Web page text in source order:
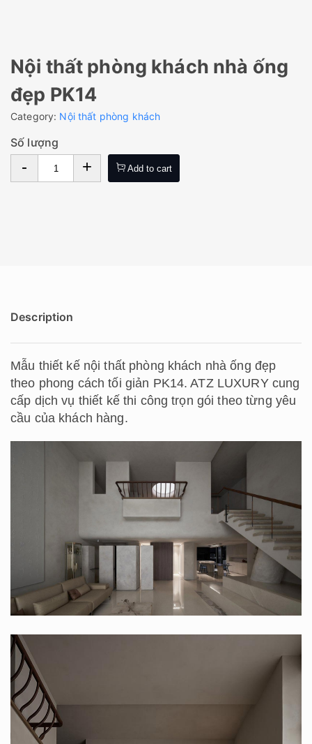
Nội thất phòng khách nhà ống
đẹp PK14
Category: Nội thất phòng khách
Số lượng
- + Add to cart
Description
Mẫu thiết kế nội thất phòng khách nhà ống đẹp
theo phong cách tối giản PK14. ATZ LUXURY cung
cấp dịch vụ thiết kế thi công trọn gói theo từng yêu
cầu của khách hàng.